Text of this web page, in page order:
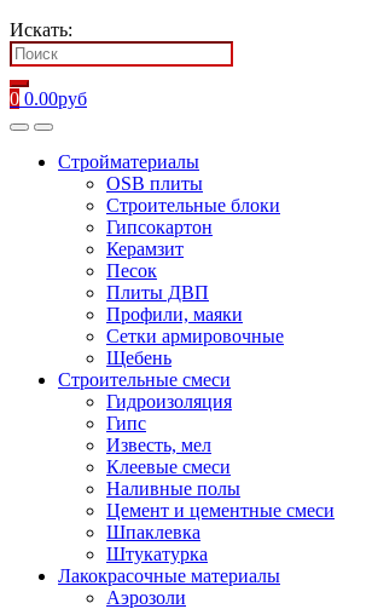
Искать:
0 0.00руб
Стройматериалы
OSB плиты
Строительные блоки
Гипсокартон
Керамзит
Песок
Плиты ДВП
Профили, маяки
Сетки армировочные
Щебень
Строительные смеси
Гидроизоляция
Гипс
Известь, мел
Клеевые смеси
Наливные полы
Цемент и цементные смеси
Шпаклевка
Штукатурка
Лакокрасочные материалы
Аэрозоли